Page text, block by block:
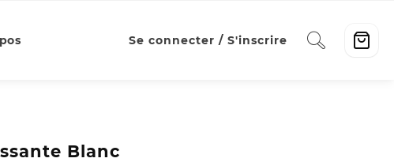
Se connecter / S'inscrire
Blanc